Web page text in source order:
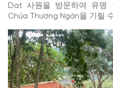
Dat 사원을 방문하여 유
Chúa Thượng Ngàn을 기릴